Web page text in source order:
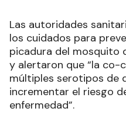
Las autoridades
los cuidados para
picadura del mosquito
y alertaron que “la co-
múltiples serotipos de
incrementar el riesgo
enfermedad”.